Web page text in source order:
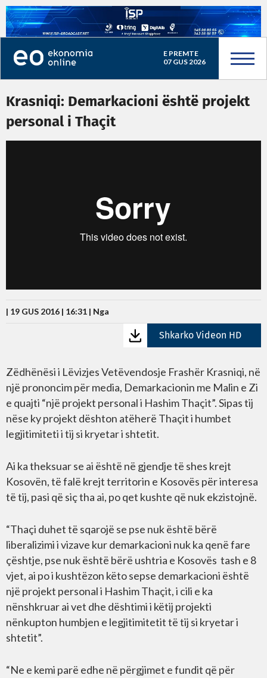
E PREMTE
07 GUS 2026
Krasniqi: Demarkacioni është projekt
personal i Thaçit
| 19 GUS 2016 | 16:31 | Nga
Shkarko Videon HD
Zëdhënësi i Lëvizjes Vetëvendosje Frashër Krasniqi, në
një prononcim për media, Demarkacionin me Malin e Zi
e quajti “një projekt personal i Hashim Thaçit”. Sipas tij
nëse ky projekt dështon atëherë Thaçit i humbet
legjitimiteti i tij si kryetar i shtetit.
Ai ka theksuar se ai është në gjendje të shes krejt
Kosovën, të falë krejt territorin e Kosovës për interesa
të tij, pasi që siç tha ai, po qet kushte që nuk ekzistojnë.
“Thaçi duhet të sqarojë se pse nuk është bërë
liberalizimi i vizave kur demarkacioni nuk ka qenë fare
çështje, pse nuk është bërë ushtria e Kosovës tash e 8
vjet, ai po i kushtëzon këto sepse demarkacioni është
një projekt personal i Hashim Thaçit, i cili e ka
nënshkruar ai vet dhe dështimi i këtij projekti
nënkupton humbjen e legjitimitetit të tij si kryetar i
shtetit”.
“Ne e kemi parë edhe në përgjimet e fundit që për